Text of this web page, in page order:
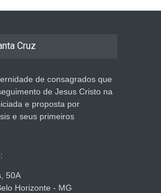
Cruz
de consagrados que
de Jesus Cristo na
e proposta por
e seus primeiros
50A
Horizonte - MG